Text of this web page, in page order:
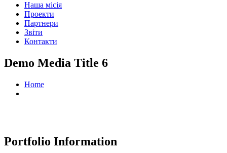
Наша місія
Проекти
Партнери
Звіти
Контакти
Demo Media Title 6
Home
Portfolio Information